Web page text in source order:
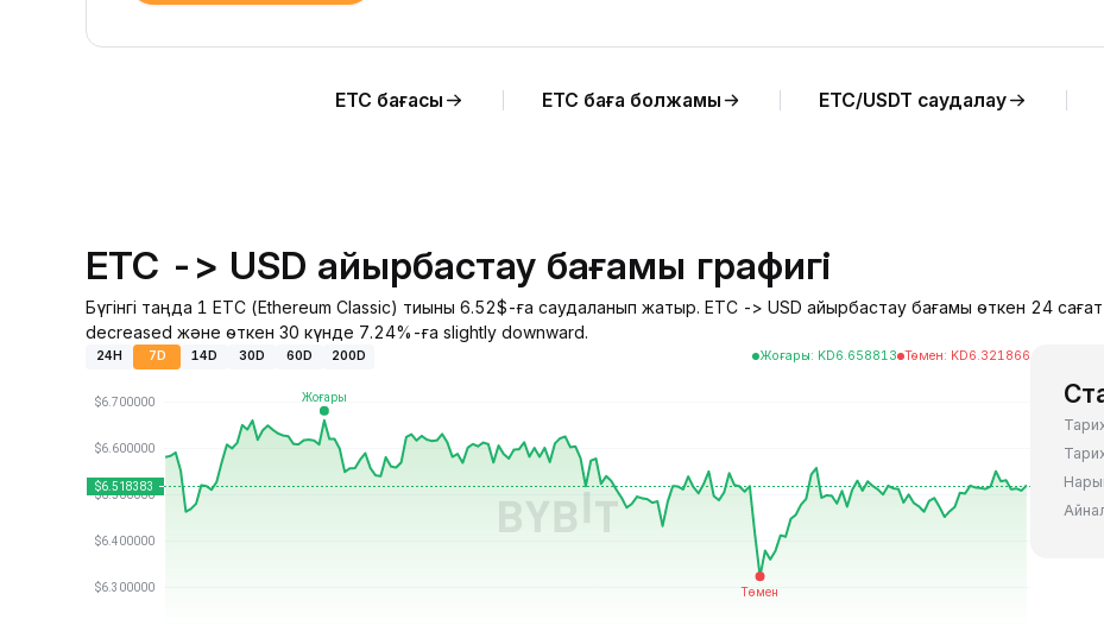
ETC бағасы ETC баға болжамы ETC/USDT саудалау
ETC -> USD айырбастау бағамы графигі
Бүгінгі таңда 1 ETC (Ethereum Classic) тиыны 6.52$-ға саудаланып жатыр. ETC -> USD айырбастау бағамы өткен 24
decreased және өткен 30 күнде 7.24%-ға slightly downward.
24H 7D 14D 30D 60D 200D Жоғары: KD6.658813 Төмен: KD6.321866